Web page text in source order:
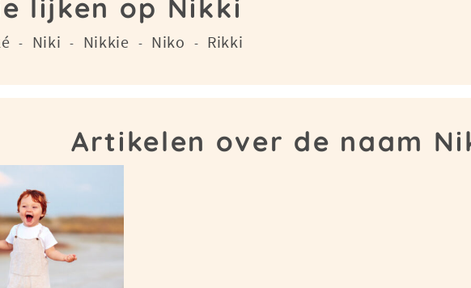
lijken op Nikki
- Niki - Nikkie - Niko - Rikki
Artikelen over de naam